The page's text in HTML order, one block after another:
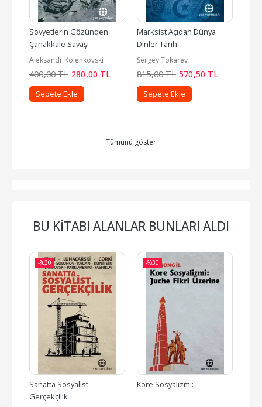
Sovyetlerin Gözünden
Çanakkale Savaşı
Aleksandr Kolenkovski
400,00TL 280,00 TL
Sepete Ekle
Marksist Açıdan Dünya
Dinler Tarihi
Sergey Tokarev
815,00TL 570,50 TL
Sepete Ekle
Tümünü göster
BU KITABI ALANLAR BUNLARI ALDI
-%30
Sanatta Sosyalist
Gerçekçilik
-%30
Kore Sosyalizmi: